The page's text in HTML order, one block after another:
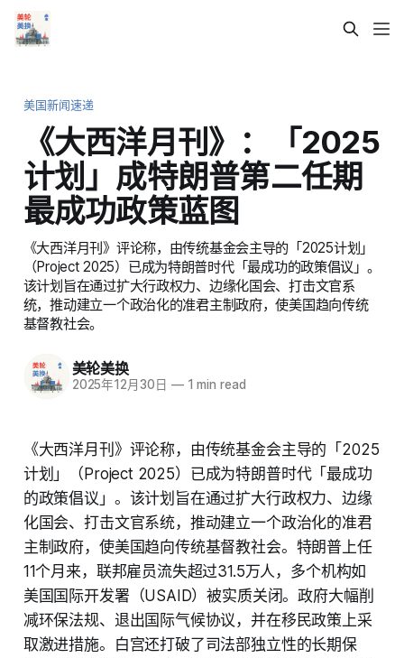
美国新闻速递
《大西洋月刊》：「2025
计划」成特朗普第二任期
最成功政策蓝图
《大西洋月刊》评论称，由传统基金会主导的「2025计划」
（Project 2025）已成为特朗普时代「最成功的政策倡议」。
该计划旨在通过扩大行政权力、边缘化国会、打击文官系
统，推动建立一个政治化的准君主制政府，使美国趋向传统
基督教社会。
美轮美换
2025年12月30日 —1 min read
《大西洋月刊》评论称，由传统基金会主导的「2025
计划」（Project 2025）已成为特朗普时代「最成功
的政策倡议」。该计划旨在通过扩大行政权力、边缘
化国会、打击文官系统，推动建立一个政治化的准君
主制政府，使美国趋向传统基督教社会。特朗普上任
11个月来，联邦雇员流失超过31.5万人，多个机构如
美国国际开发署（USAID）被实质关闭。政府大幅削
减环保法规、退出国际气候协议，并在移民政策上采
取激进措施。白宫还打破了司法部独立性的长期保